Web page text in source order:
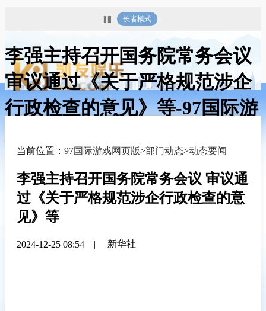
长者模式
李强主持召开国务院常务会议
审议通过《关于严格规范涉企
行政检查的意见》等-97国际游
当前位置： 97国际游戏网页版>部门动态>动态要闻
李强主持召开国务院常务会议 审议通
过《关于严格规范涉企行政检查的意
见》等
2024-12-25 08:54 | 新华社